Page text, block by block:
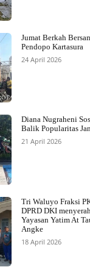
Jumat Berkah
Pendopo Kartasura
24 April 2026
Diana Nugraheni
Balik Popularitas
21 April 2026
Tri Waluyo Fraksi
DPRD DKI
Yayasan Yatim At
Angke
18 April 2026